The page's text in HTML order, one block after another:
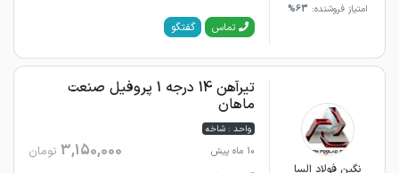
امتیاز فروشنده: 63%
تماس گفتگو
نگین فولاد السا
تیرآهن 14 درجه 1 پروفیل صنعت
ماهان
واحد : شاخه
10 ماه پیش
3,150,000 تومان